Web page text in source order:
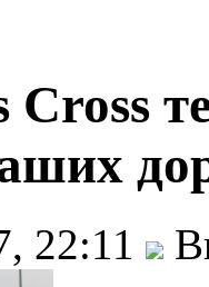
22:11